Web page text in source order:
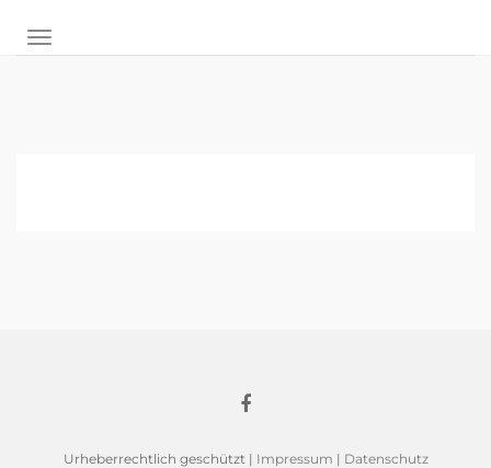
NAVIGATION UMSCHALTEN
Urheberrechtlich geschützt | Impressum | Datenschutz